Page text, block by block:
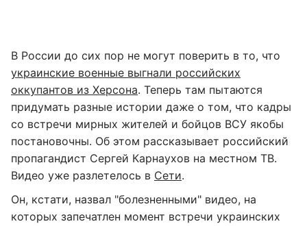
В России до сих пор не могут поверить в то, что
украинские военные выгнали российских
оккупантов из Херсона. Теперь там пытаются
придумать разные истории даже о том, что кадры
со встречи мирных жителей и бойцов ВСУ якобы
постановочны. Об этом рассказывает российский
пропагандист Сергей Карнаухов на местном ТВ.
Видео уже разлетелось в Сети.
Он, кстати, назвал "болезненными" видео, на
которых запечатлен момент встречи украинских